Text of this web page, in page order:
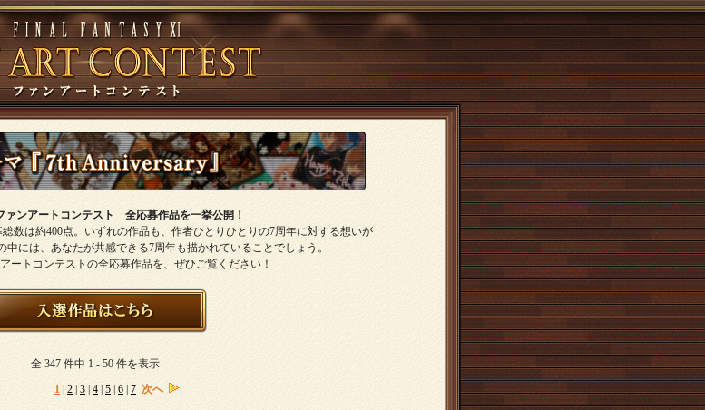
ァンアートコンテスト 全応募作品を一挙公開！
数は約400点。いずれの作品も、作者ひとりひとりの7周年に対する想いが
中には、あなたが共感できる7周年も描かれていることでしょう。
ートコンテストの全応募作品を、ぜひご覧ください！
全 347 件中 1 - 50 件を表示
1| 2 3 4 5 6 7 次へ